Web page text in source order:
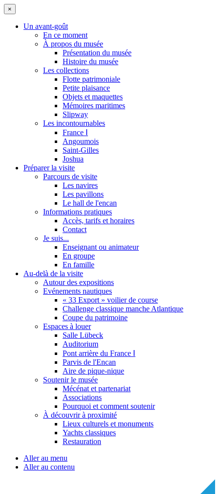
×
Un avant-goût
En ce moment
À propos du musée
Présentation du musée
Histoire du musée
Les collections
Flotte patrimoniale
Petite plaisance
Objets et maquettes
Mémoires maritimes
Slipway
Les incontournables
France Ⅰ
Angoumois
Saint-Gilles
Joshua
Préparer la visite
Parcours de visite
Les navires
Les pavillons
Le hall de l'encan
Informations pratiques
Accès, tarifs et horaires
Contact
Je suis...
Enseignant ou animateur
En groupe
En famille
Au-delà de la visite
Autour des expositions
Evénements nautiques
« 33 Export » voilier de course
Challenge classique manche Atlantique
Coupe du patrimoine
Espaces à louer
Salle Lübeck
Auditorium
Pont arrière du France Ⅰ
Parvis de l'Encan
Aire de pique-nique
Soutenir le musée
Mécénat et partenariat
Associations
Pourquoi et comment soutenir
À découvrir à proximité
Lieux culturels et monuments
Yachts classiques
Restauration
Aller au menu
Aller au contenu